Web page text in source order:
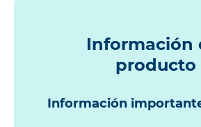
Información
producto
Información